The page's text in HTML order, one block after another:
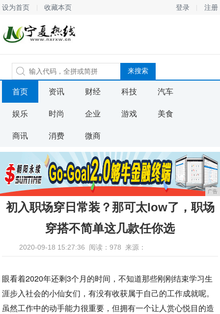
设为首页 收藏本页 登录 注册
首页 资讯 财经 科技 汽车
娱乐 时尚 企业 游戏 美食
商讯 消费 微商
广告
初入职场穿日常装？那可太low了，职场
穿搭不简单这几款任你选
2020-09-18 15:27:36 阅读：978 来源：
眼看着2020年还剩3个月的时间，不知道那些刚刚结束学习生
涯步入社会的小仙女们，有没有收获属于自己的工作成就呢。
虽然工作中的动手能力很重要，但拥有一个让人赏心悦目的造